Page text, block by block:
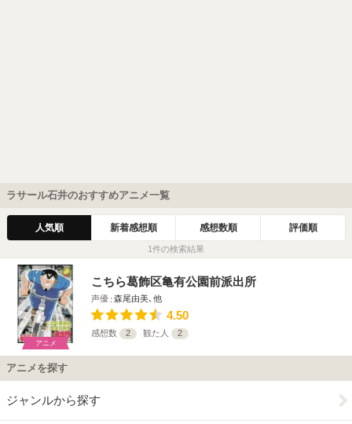
ラサール石井のおすすめアニメ一覧
人気順 新着感想順 感想数順 評価順
1件の検索結果
アニメ
こちら葛飾区亀有公園前派出所
声優 森尾由美､他
4.50
感想数 2 観た人 2
アニメを探す
ジャンルから探す